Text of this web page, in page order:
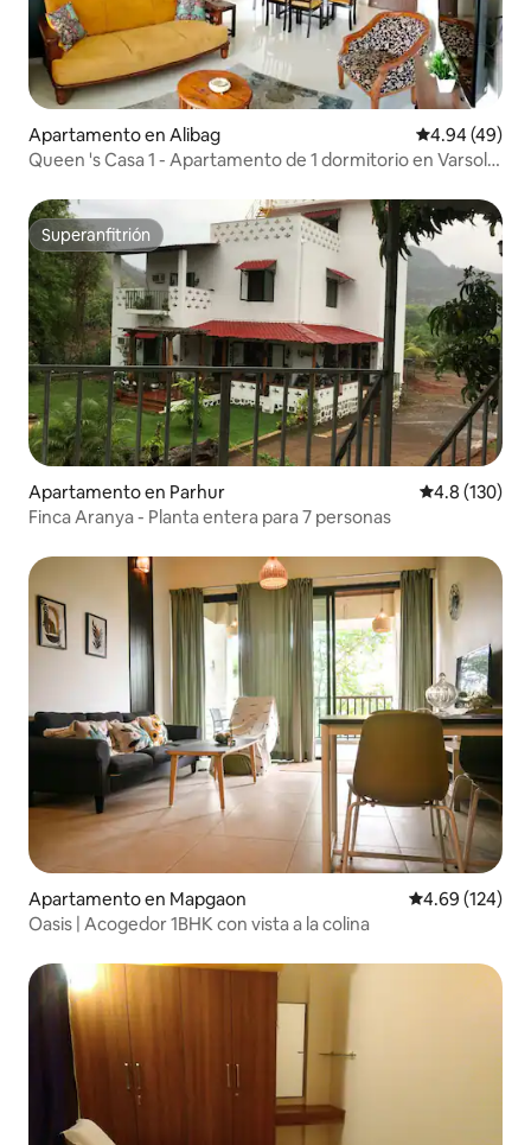
Apartamento en Alibag Calificación
4.94 (49)
Queen 's Casa 1 - Apartamento de 1 dormitorio en Varsoli
Superanfitrión
Superanfitrión
Apartamento en Parhur Calificación
4.8 (130)
Finca Aranya - Planta entera para 7 personas
Apartamento en Mapgaon Calificación
4.69 (124)
Oasis | Acogedor 1BHK con vista a la colina